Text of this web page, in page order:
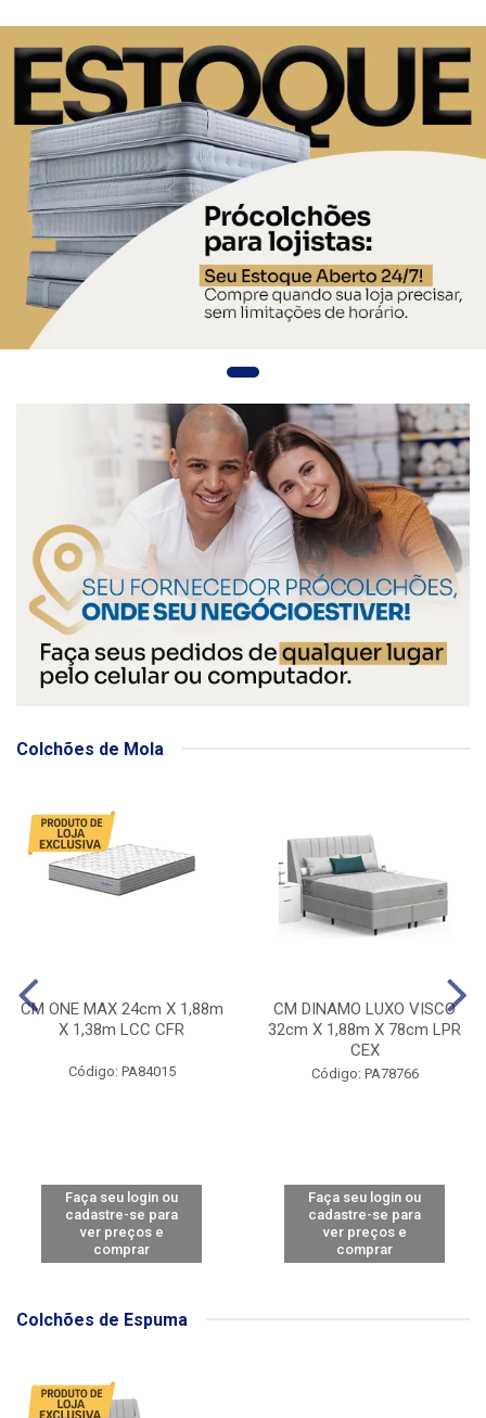
Colchões de Mola
CM ONE MAX 24cm X 1,88m
X 1,38m LCC CFR
Código: PA84015
Faça seu login ou
cadastre-se para
ver preços e
comprar
CM DINAMO LUXO VISCO
32cm X 1,88m X 78cm LPR
CEX
Código: PA78766
Faça seu login ou
cadastre-se para
ver preços e
comprar
Colchões de Espuma